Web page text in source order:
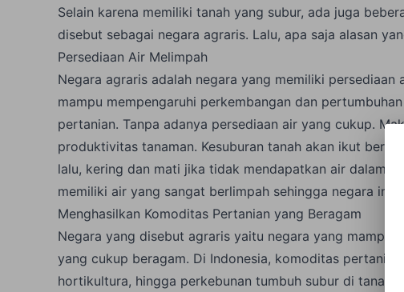
Selain karena memiliki tanah yang subur, ada juga
disebut sebagai negara agraris. Lalu, apa saja alasan
Persediaan Air Melimpah
Negara agraris adalah negara yang memiliki
mampu mempengaruhi perkembangan dan
pertanian. Tanpa adanya persediaan air yang cukup.
produktivitas tanaman. Kesuburan tanah akan ikut
lalu, kering dan mati jika tidak mendapatkan air dalam
memiliki air yang sangat berlimpah sehingga negara ini
Menghasilkan Komoditas Pertanian yang Beragam
Negara yang disebut agraris yaitu negara yang mampu
yang cukup beragam. Di Indonesia, komoditas pertanian
hortikultura, hingga perkebunan tumbuh subur di tanah